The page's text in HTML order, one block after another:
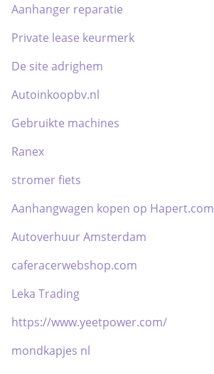
Aanhanger reparatie
Private lease keurmerk
De site adrighem
Autoinkoopbv.nl
Gebruikte machines
Ranex
stromer fiets
Aanhangwagen kopen op Hapert.com
Autoverhuur Amsterdam
caferacerwebshop.com
Leka Trading
https://www.yeetpower.com/
mondkapjes nl